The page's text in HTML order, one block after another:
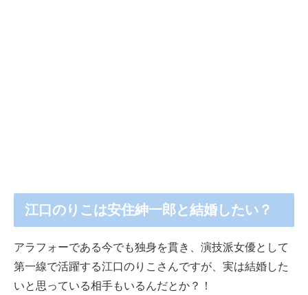
江口のりこは安住紳一郎と結婚したい？
アラフォーである今でも独身を貫き、演技派女優として
第一線で活躍する江口のりこさんですが、実は結婚した
いと思っている相手もいるんだとか？！